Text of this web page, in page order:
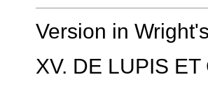
Version in
XV. DE LUPIS